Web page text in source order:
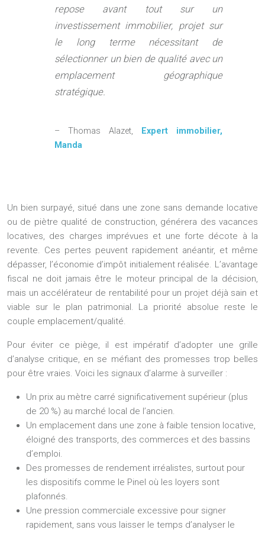
repose avant tout sur un
investissement immobilier, projet sur
le long terme nécessitant de
sélectionner un bien de qualité avec un
emplacement géographique
stratégique.
– Thomas Alazet, Expert immobilier,
Manda
Un bien surpayé, situé dans une zone sans demande locative
ou de piètre qualité de construction, générera des vacances
locatives, des charges imprévues et une forte décote à la
revente. Ces pertes peuvent rapidement anéantir, et même
dépasser, l’économie d’impôt initialement réalisée. L’avantage
fiscal ne doit jamais être le moteur principal de la décision,
mais un accélérateur de rentabilité pour un projet déjà sain et
viable sur le plan patrimonial. La priorité absolue reste le
couple emplacement/qualité.
Pour éviter ce piège, il est impératif d’adopter une grille
d’analyse critique, en se méfiant des promesses trop belles
pour être vraies. Voici les signaux d’alarme à surveiller :
Un prix au mètre carré significativement supérieur (plus
de 20 %) au marché local de l’ancien.
Un emplacement dans une zone à faible tension locative,
éloigné des transports, des commerces et des bassins
d’emploi.
Des promesses de rendement irréalistes, surtout pour
les dispositifs comme le Pinel où les loyers sont
plafonnés.
Une pression commerciale excessive pour signer
rapidement, sans vous laisser le temps d’analyser le